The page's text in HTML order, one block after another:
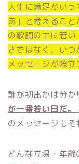
人生に満足がい
あ」と考えるこ
の歌詞の中に若
さではなく、い
メッセージが際立
誰が初出かは分か
が一番若い日だ。
のメッセージもそ
どんな立場・年